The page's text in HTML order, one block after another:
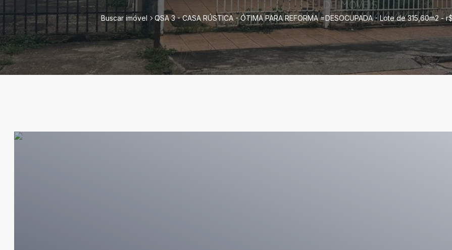
Buscar imóvel QSA 3 - CASA RÚSTICA - ÓTIMA PARA REFORMA =DESOCUPADA - Lote de 315,60m2 -